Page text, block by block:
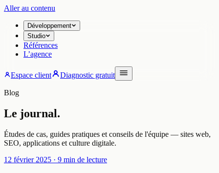
Aller au contenu
Développement
Studio
Références
L’agence
Espace client Diagnostic gratuit
Blog
Le journal.
Études de cas, guides pratiques et conseils de l'équipe — sites web,
SEO, applications et culture digitale.
12 février 2025 · 9 min de lecture